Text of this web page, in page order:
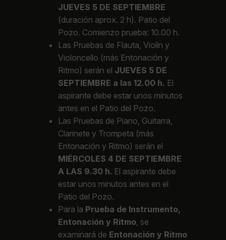
JUEVES 5 DE SEPTIEMBRE
(duración aprox. 2 h). Patio del
Pozo. Comienzo prueba: 10.00 h.
Las Pruebas de Flauta, Violín y
Violoncello (más Entonación y
Ritmo) serán el JUEVES 5 DE
SEPTIEMBRE a las 12.00 h. El
aspirante debe estar unos minutos
antes en el Patio del Pozo.
Las Pruebas de Piano, Guitarra,
Clarinete y Trompeta (más
Entonación y Ritmo) serán el
MIÉRCOLES 4 DE SEPTIEMBRE
A LAS 9.30 h. El aspirante debe
estar unos minutos antes en el
Patio del Pozo.
Para la Prueba de Instrumento,
Entonación y Ritmo , se
examinará de Entonación y Ritmo